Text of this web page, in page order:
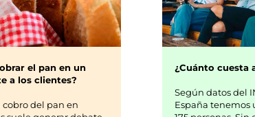
el pan en un
a los clientes?
cobro del pan en
¿Cuánto cuesta
Según datos del
España tenemos